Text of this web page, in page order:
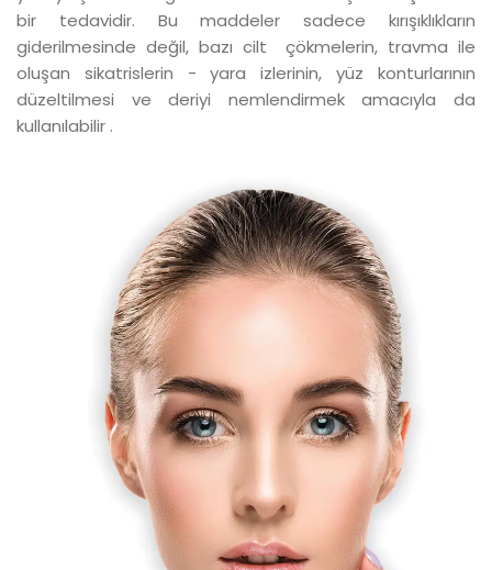
bir tedavidir. Bu maddeler sadece kırışıklıkların
giderilmesinde değil, bazı cilt çökmelerin, travma ile
oluşan sikatrislerin - yara izlerinin, yüz konturlarının
düzeltilmesi ve deriyi nemlendirmek amacıyla da
kullanılabilir .